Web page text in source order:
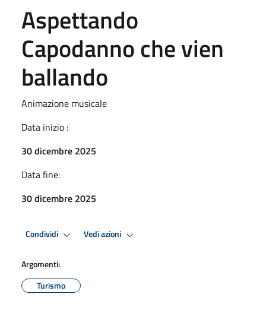
Aspettando
Capodanno che vien
ballando
Animazione musicale
Data inizio :
30 dicembre 2025
Data fine:
30 dicembre 2025
Condividi Vedi azioni
Argomenti:
Turismo